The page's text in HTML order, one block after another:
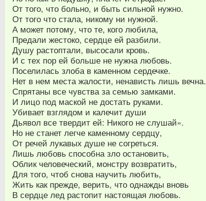
От того, что больно, и быть сильной нужно.
От того что стала, никому ни нужной.
А может потому, что те, кого любила,
Предали жестоко, сердце ей разбили.
Душу растоптали, высосали кровь.
И с тех пор ей больше не нужна любовь.
Поселилась злоба в каменном сердечке.
Нет в нем места жалости, ненависть лишь вечна.
Спрятаны все чувства за семью замками.
И лицо под маской не достать руками.
Убивает взглядом и калечит души
Дьявол все твердит ей: Никого не слушай».
Но не станет легче каменному сердцу,
От речей лукавых душе не согреться.
Лишь любовь способна зло остановить,
Облик человеческий, монстру возвратить,
Для того, чтоб снова научить любить,
Жить как прежде, верить, что однажды вновь
В сердце лед растопит настоящая любовь.